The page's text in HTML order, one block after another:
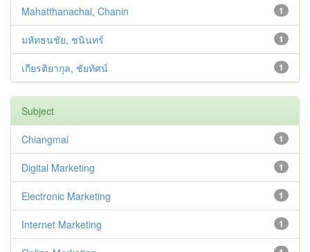
1
Mahatthanachai, Chanin
1
มหัทธนชัย, ชนินทร์
1
เกียรติยากุล, ชัยทัศน์
Subject
1
Chiangmai
1
Digital Marketing
1
Electronic Marketing
1
Internet Marketing